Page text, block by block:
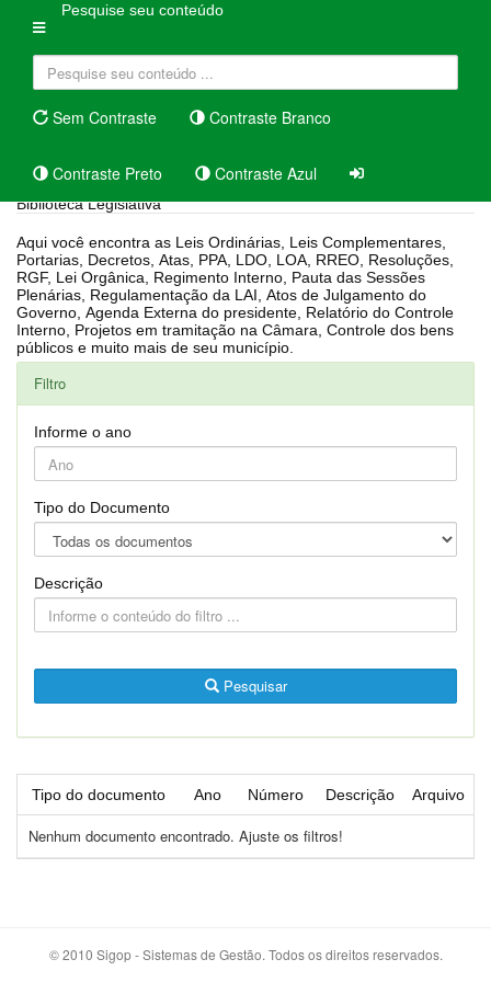
Pesquise seu conteúdo
Sem Contraste Contraste Branco
Contraste Preto Contraste Azul
Biblioteca Legislativa
Aqui você encontra as Leis Ordinárias, Leis Complementares,
Portarias, Decretos, Atas, PPA, LDO, LOA, RREO, Resoluções,
RGF, Lei Orgânica, Regimento Interno, Pauta das Sessões
Plenárias, Regulamentação da LAI, Atos de Julgamento do
Governo, Agenda Externa do presidente, Relatório do Controle
Interno, Projetos em tramitação na Câmara, Controle dos bens
públicos e muito mais de seu município.
Filtro
Informe o ano
Tipo do Documento
Descrição
Pesquisar
Tipo do documento Ano Número Descrição Arquivo
Nenhum documento encontrado. Ajuste os filtros!
© 2010 Sigop - Sistemas de Gestão. Todos os direitos reservados.